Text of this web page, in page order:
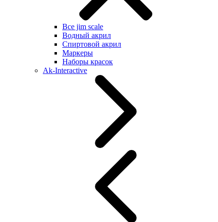
Все jim scale
Водный акрил
Спиртовой акрил
Маркеры
Наборы красок
Ak-Interactive